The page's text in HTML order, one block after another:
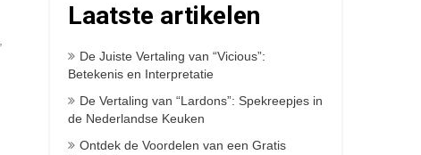
Laatste artikelen
De Juiste Vertaling van “Vicious”:
Betekenis en Interpretatie
De Vertaling van “Lardons”: Spekreepjes in
de Nederlandse Keuken
Ontdek de Voordelen van een Gratis